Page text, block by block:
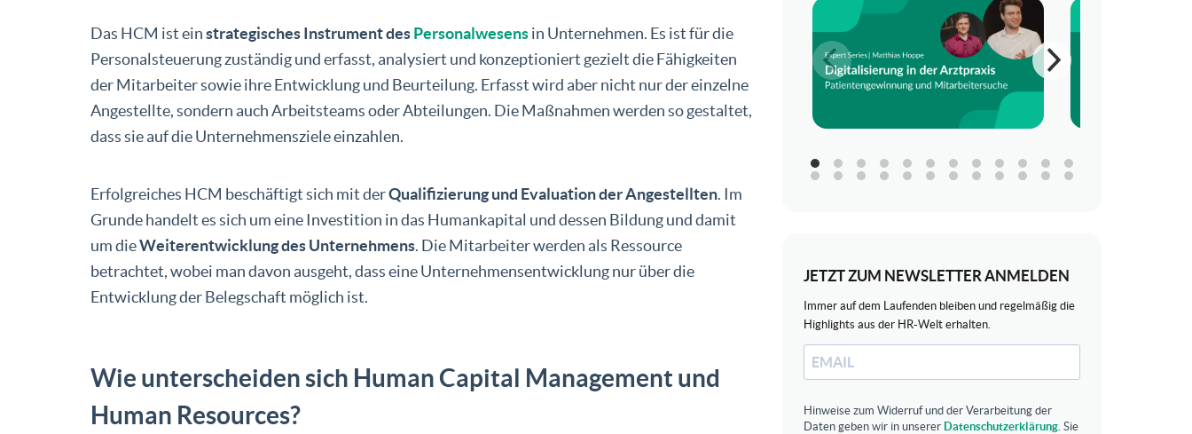
Das HCM ist einstrategisches Instrument desPersonalwesensin Unternehmen. Es ist für die
Personalsteuerung zuständig und erfasst, analysiert und konzeptioniert gezielt die Fähigkeiten
der Mitarbeiter sowie ihre Entwicklung und Beurteilung. Erfasst wird aber nicht nur der einzelne
Angestellte, sondern auch Arbeitsteams oder Abteilungen. Die Maßnahmen werden so gestaltet,
dass sie auf die Unternehmensziele einzahlen.
Erfolgreiches HCM beschäftigt sich mit derQualifizierung und Evaluation der Angestellten. Im
Grunde handelt es sich um eine Investition in das Humankapital und dessen Bildung und damit
um dieWeiterentwicklung des Unternehmens. Die Mitarbeiter werden als Ressource
betrachtet, wobei man davon ausgeht, dass eine Unternehmensentwicklung nur über die
Entwicklung der Belegschaft möglich ist.
Wie unterscheiden sich Human Capital Management und
Human Resources?
JETZT ZUM NEWSLETTER ANMELDEN
Immer auf dem Laufenden bleiben und regelmäßig die
Highlights aus der HR-Welt erhalten.
Hinweise zum Widerruf und der Verarbeitung der
Daten geben wir in unserer Datenschutzerklärung. Sie